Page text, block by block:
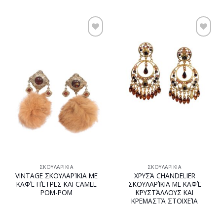
ΣΚΟΥΛΑΡΊΚΙΑ
VINTAGE ΣΚΟΥΛΑΡΊΚΙΑ ΜΕ
ΚΑΦΈ ΠΈΤΡΕΣ ΚΑΙ CAMEL
POM-POM
Προσθήκη
στη
wishlist
ΣΚΟΥΛΑΡΊΚΙΑ
ΧΡΥΣΆ CHANDELIER
ΣΚΟΥΛΑΡΊΚΙΑ ΜΕ ΚΑΦΈ
ΚΡΥΣΤΆΛΛΟΥΣ ΚΑΙ
ΚΡΕΜΑΣΤΆ ΣΤΟΙΧΕΊΑ